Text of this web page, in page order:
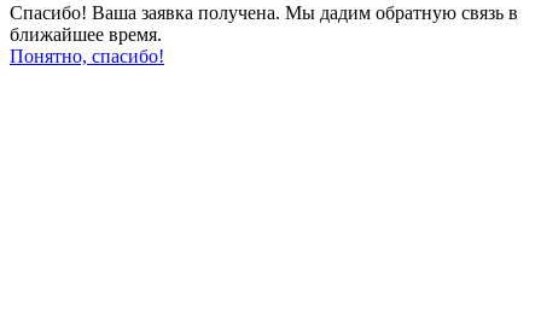
Спасибо! Ваша заявка получена. Мы дадим обратную связь в
ближайшее время.
Понятно, спасибо!